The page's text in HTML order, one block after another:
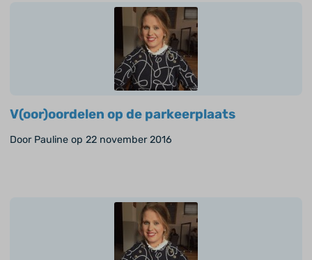
V(oor)oordelen op de parkeerplaats
Door Pauline op 22 november 2016